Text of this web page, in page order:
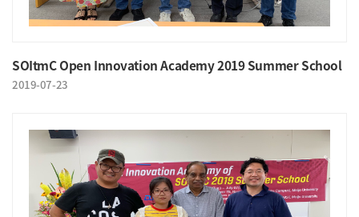
SOItmC Open Innovation Academy 2019 Summer School
2019-07-23